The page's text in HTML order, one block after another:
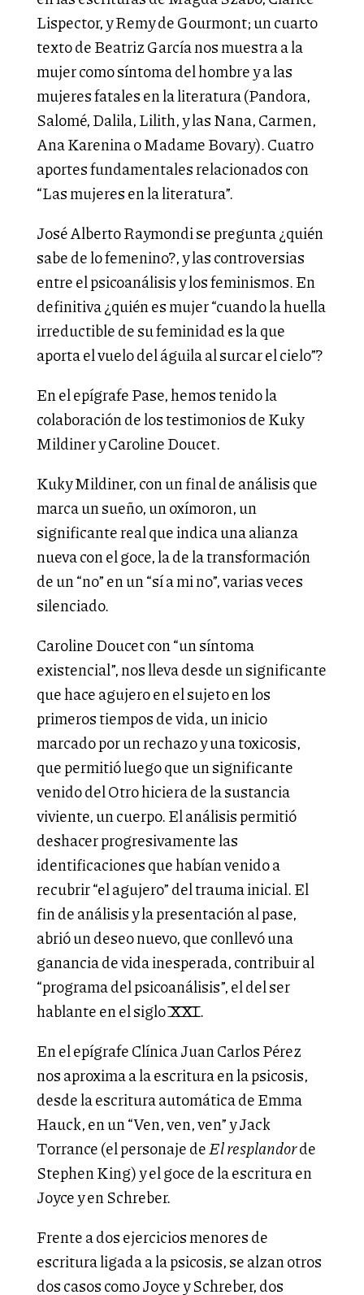
Lispector, y Remy de Gourmont; un cuarto
texto de Beatriz García nos muestra a la
mujer como síntoma del hombre y a las
mujeres fatales en la literatura (Pandora,
Salomé, Dalila, Lilith, y las Nana, Carmen,
Ana Karenina o Madame Bovary). Cuatro
aportes fundamentales relacionados con
“Las mujeres en la literatura”.
José Alberto Raymondi se pregunta ¿quién
sabe de lo femenino?, y las controversias
entre el psicoanálisis y los feminismos. En
definitiva ¿quién es mujer “cuando la huella
irreductible de su feminidad es la que
aporta el vuelo del águila al surcar el cielo”?
En el epígrafe Pase, hemos tenido la
colaboración de los testimonios de Kuky
Mildiner y Caroline Doucet.
Kuky Mildiner, con un final de análisis que
marca un sueño, un oxímoron, un
significante real que indica una alianza
nueva con el goce, la de la transformación
de un “no” en un “sí a mi no”, varias veces
silenciado.
Caroline Doucet con “un síntoma
existencial”, nos lleva desde un significante
que hace agujero en el sujeto en los
primeros tiempos de vida, un inicio
marcado por un rechazo y una toxicosis,
que permitió luego que un significante
venido del Otro hiciera de la sustancia
viviente, un cuerpo. El análisis permitió
deshacer progresivamente las
identificaciones que habían venido a
recubrir “el agujero” del trauma inicial. El
fin de análisis y la presentación al pase,
abrió un deseo nuevo, que conllevó una
ganancia de vida inesperada, contribuir al
“programa del psicoanálisis”, el del ser
hablante en el siglo XXI.
En el epígrafe Clínica Juan Carlos Pérez
nos aproxima a la escritura en la psicosis,
desde la escritura automática de Emma
Hauck, en un “Ven, ven, ven” y Jack
Torrance (el personaje deEl resplandorde
Stephen King) y el goce de la escritura en
Joyce y en Schreber.
Frente a dos ejercicios menores de
escritura ligada a la psicosis, se alzan otros
dos casos como Joyce y Schreber, dos